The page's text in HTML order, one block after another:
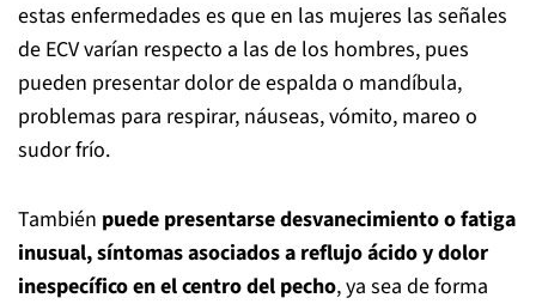
estas enfermedades es que en las mujeres las señales
de ECV varían respecto a las de los hombres, pues
pueden presentar dolor de espalda o mandíbula,
problemas para respirar, náuseas, vómito, mareo o
sudor frío.
También puede presentarse desvanecimiento o fatiga
inusual, síntomas asociados a reflujo ácido y dolor
inespecífico en el centro del pecho, ya sea de forma